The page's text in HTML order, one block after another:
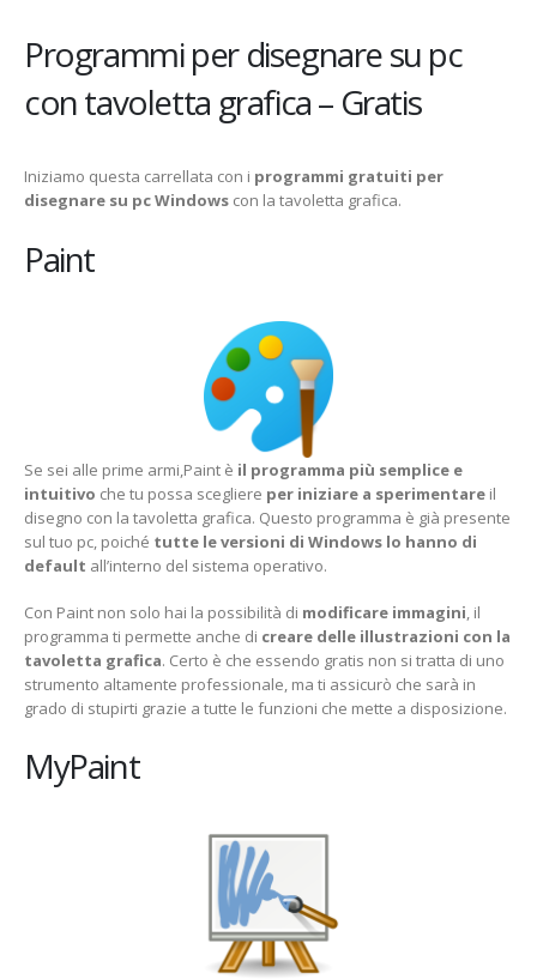
Programmi per disegnare su pc
con tavoletta grafica – Gratis
Iniziamo questa carrellata con i programmi gratuiti per
disegnare su pc Windows con la tavoletta grafica.
Paint
Se sei alle prime armi,Paint è il programma più semplice e
intuitivo che tu possa scegliere per iniziare a sperimentare il
disegno con la tavoletta grafica. Questo programma è già presente
sul tuo pc, poiché tutte le versioni di Windows lo hanno di
default all’interno del sistema operativo.
Con Paint non solo hai la possibilità di modificare immagini , il
programma ti permette anche di creare delle illustrazioni con la
tavoletta grafica. Certo è che essendo gratis non si tratta di uno
strumento altamente professionale, ma ti assicurò che sarà in
grado di stupirti grazie a tutte le funzioni che mette a disposizione.
MyPaint